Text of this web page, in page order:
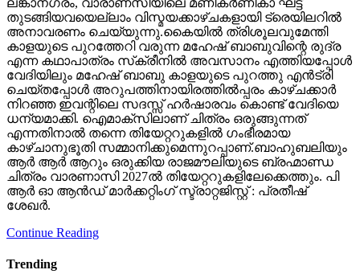
കാളയുടെ പുറത്തേറി വരുന്ന മഹേഷ് ബാബുവിന്റെ രുദ്ര
എന്ന കഥാപാത്രം സ്‌ക്രീനിൽ അവസാനം എത്തിയപ്പോൾ
വേദിയിലും മഹേഷ് ബാബു കാളയുടെ പുറത്തു എൻട്രി
ചെയ്തപ്പോൾ അറുപത്തിനായിരത്തിൽപ്പരം കാഴ്ചക്കാർ
നിറഞ്ഞ ഇവന്റിലെ സദസ്സ് ഹർഷാരവം കൊണ്ട് വേദിയെ
ധന്യമാക്കി. ഐമാക്‌സിലാണ് ചിത്രം ഒരുങ്ങുന്നത്
എന്നതിനാല്‍ തന്നെ തിയേറ്ററുകളില്‍ ഗംഭീരമായ
കാഴ്ചാനുഭൂതി സമ്മാനിക്കുമെന്നുറപ്പാണ്.ബാഹുബലിയും
ആർ ആർ ആറും ഒരുക്കിയ രാജമൗലിയുടെ ബ്രഹ്മാണ്ഡ
ചിത്രം വാരണാസി 2027ൽ തിയേറ്ററുകളിലേക്കെത്തും. പി
ആർ ഓ ആൻഡ് മാർക്കറ്റിംഗ് സ്ട്രാറ്റജിസ്റ്റ് : പ്രതീഷ്
ശേഖർ.
Continue Reading
Trending